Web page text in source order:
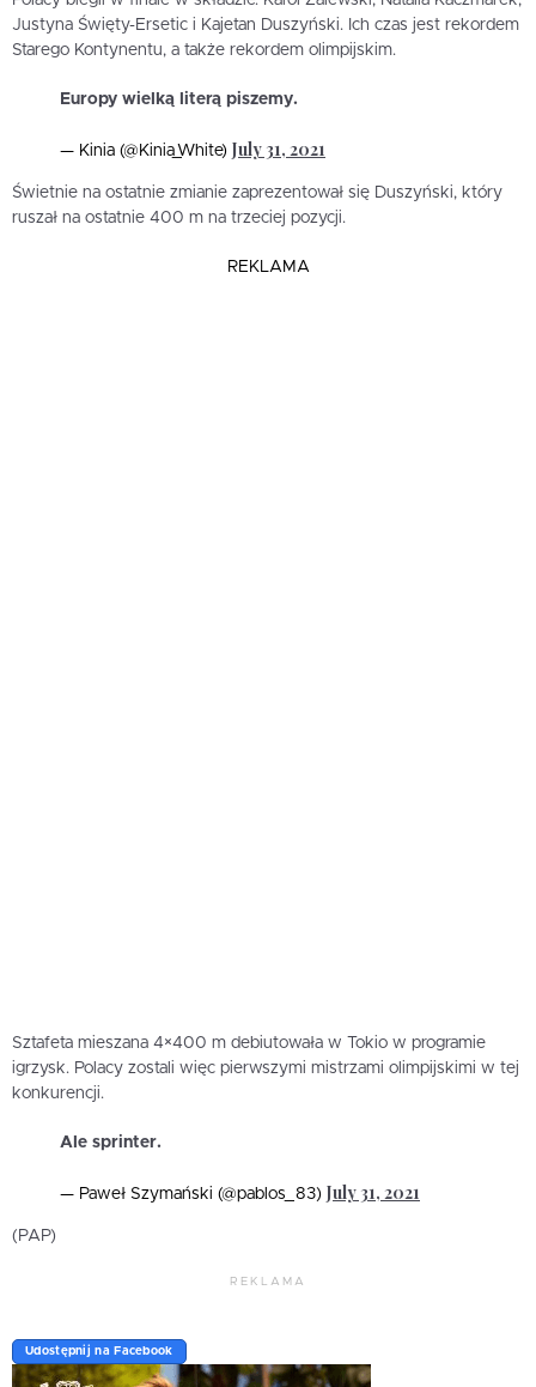
Justyna Święty-Ersetic i Kajetan Duszyński. Ich czas jest rekordem
Starego Kontynentu, a także rekordem olimpijskim.
Europy wielką literą piszemy.
— Kinia (@Kinia_White) July 31, 2021
Świetnie na ostatnie zmianie zaprezentował się Duszyński, który
ruszał na ostatnie 400 m na trzeciej pozycji.
REKLAMA
Sztafeta mieszana 4×400 m debiutowała w Tokio w programie
igrzysk. Polacy zostali więc pierwszymi mistrzami olimpijskimi w tej
konkurencji.
Ale sprinter.
— Paweł Szymański (@pablos_83) July 31, 2021
(PAP)
REKLAMA
Udostępnij na Facebook